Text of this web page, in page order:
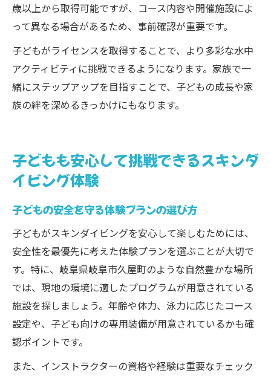
歳以上から取得可能ですが、コース内容や開催施設によ
って異なる場合があるため、事前確認が重要です。
子どもがライセンスを取得することで、より多彩な水中
アクティビティに挑戦できるようになります。家族で一
緒にステップアップを目指すことで、子どもの成長や家
族の絆を深めるきっかけにもなります。
子どもも安心して挑戦できるスキンダ
イビング体験
子どもの安全を守る体験プランの選び方
子どもがスキンダイビングを安心して楽しむためには、
安全性を最優先に考えた体験プランを選ぶことが大切で
す。特に、岐阜県岐阜市久屋町のような自然豊かな場所
では、現地の環境に適したプログラムが用意されている
施設を探しましょう。年齢や体力、泳力に応じたコース
設定や、子ども向けの専用装備が用意されているかも確
認ポイントです。
また、インストラクターの資格や経験は重要なチェック